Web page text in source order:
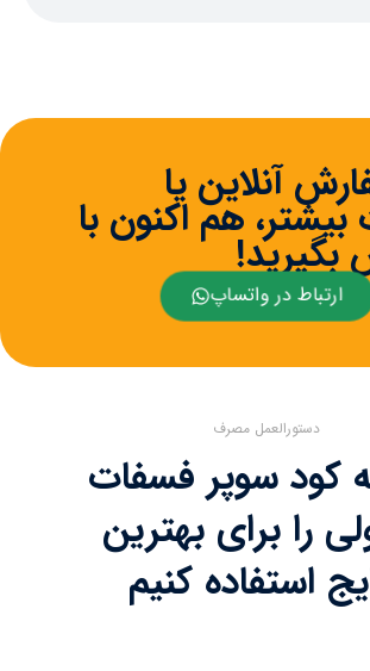
آنلاین یا
بیشتر، هم اکنون با
بگیرید!
ارتباط در واتساپ
دستورالعمل مصرف
کود سوپر فسفات
را برای بهترین
استفاده کنیم